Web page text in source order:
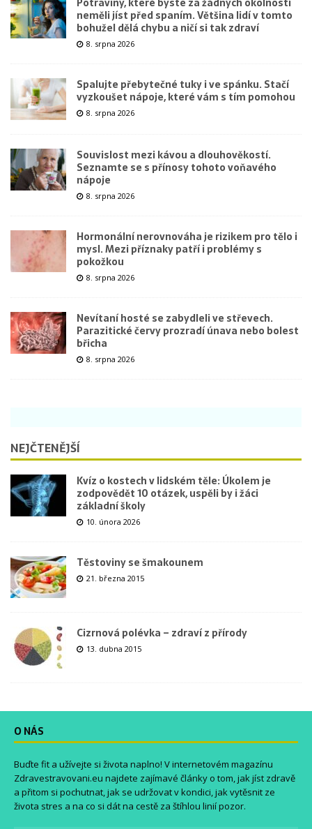
neměli jíst před spaním. Většina lidí v tomto
bohužel dělá chybu a ničí si tak zdraví
8. srpna 2026
Spalujte přebytečné tuky i ve spánku. Stačí
vyzkoušet nápoje, které vám s tím pomohou
8. srpna 2026
Souvislost mezi kávou a dlouhověkostí.
Seznamte se s přínosy tohoto voňavého
nápoje
8. srpna 2026
Hormonální nerovnováha je rizikem pro tělo i
mysl. Mezi příznaky patří i problémy s
pokožkou
8. srpna 2026
Nevítaní hosté se zabydleli ve střevech.
Parazitické červy prozradí únava nebo bolest
břicha
8. srpna 2026
NEJČTENĚJŠÍ
Kvíz o kostech v lidském těle: Úkolem je
zodpovědět 10 otázek, uspěli by i žáci
základní školy
10. února 2026
Těstoviny se šmakounem
21. března 2015
Cizrnová polévka – zdraví z přírody
13. dubna 2015
O NÁS
Buďte fit a užívejte si života naplno! V internetovém magazínu
Zdravestravovani.eu najdete zajímavé články o tom, jak jíst zdravě
a přitom si pochutnat, jak se udržovat v kondici, jak vytěsnit ze
života stres a na co si dát na cestě za štíhlou linií pozor.